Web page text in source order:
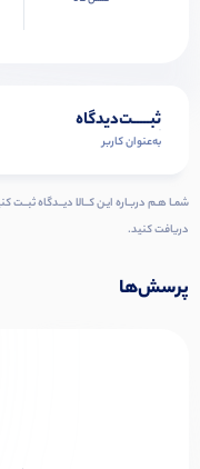
ثبـــــت‌دیدگاه
به‌عنوان کاربر
دریافت کنید.
پرسش‌ها